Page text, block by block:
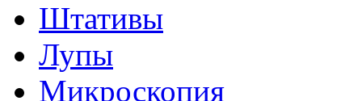
Штативы
Лупы
Микроскопия